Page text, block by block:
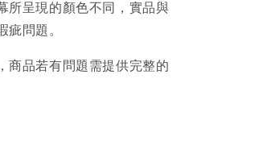
所呈現的顏色不同，實品與
疵問題。
商品若有問題需提供完整的